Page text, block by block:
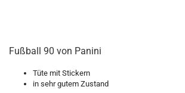
Fußball 90 von Panini
Tüte mit Stickern
in sehr gutem Zustand